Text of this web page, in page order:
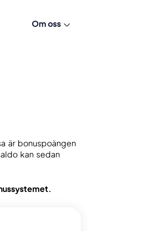
Om oss
är bonuspoängen
kan sedan